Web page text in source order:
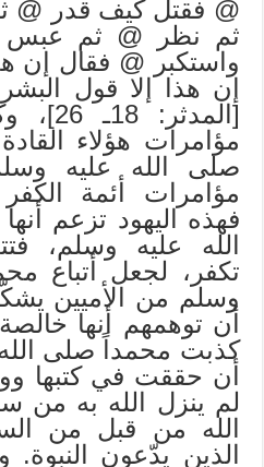
@ فقتل كيف قدر @
ثم نظر @ ثم عبس
واستكبر @ فقال إن
إن هذا إلا قول
مؤامرات هؤلاء
صلى الله عليه
مؤامرات أئمة
فهذه اليهود تزعم
الله عليه وسلم،
تكفر، لجعل أتباع
وسلم من الأميين
أن توهمهم أنها خالصة
كذبت محمداً صلى الله
أن حققت في كتبها
لم ينزل الله به من
الله من قبل من
الذين يدّعون